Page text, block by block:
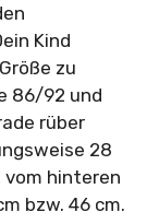
Kind
zu
86/92 und
rüber
28
vom hinteren
bzw. 46 cm.